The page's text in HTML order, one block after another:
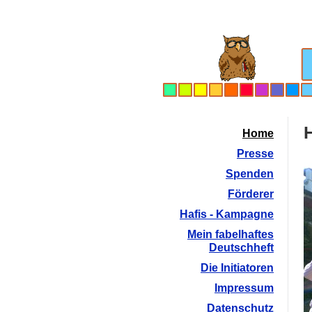
Home
Presse
Spenden
Förderer
Hafis - Kampagne
Mein fabelhaftes
Deutschheft
Die Initiatoren
Impressum
Datenschutz